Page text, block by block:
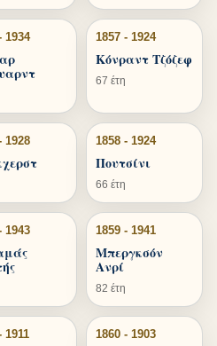
1934 1857 - 1924
Κόνραντ Τζόζεφ
67 έτη
1928 1858 - 1924
Πουτσίνι
66 έτη
1943 1859 - 1941
Μπεργκσόν
Ανρί
82 έτη
1911 1860 - 1903